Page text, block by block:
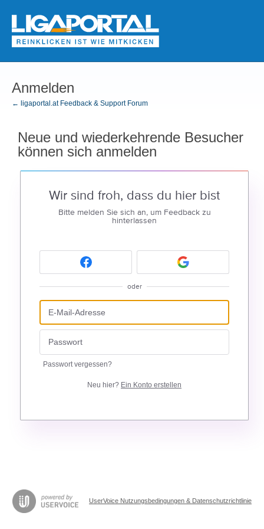
Anmelden
← ligaportal.at Feedback & Support Forum
Neue und wiederkehrende Besucher
können sich anmelden
Wir sind froh, dass du hier bist
Bitte melden Sie sich an, um Feedback zu
hinterlassen
oder
Passwort vergessen?
Neu hier? Ein Konto erstellen
UserVoice Nutzungsbedingungen & Datenschutzrichtlinie